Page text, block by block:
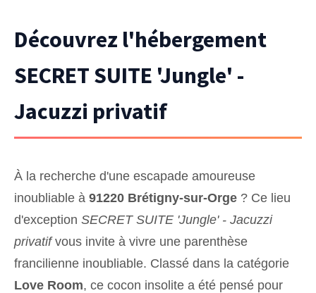
Découvrez l'hébergement
SECRET SUITE 'Jungle' -
Jacuzzi privatif
À la recherche d'une escapade amoureuse
inoubliable à 91220 Brétigny-sur-Orge ? Ce lieu
d'exception SECRET SUITE 'Jungle' - Jacuzzi
privatifvous invite à vivre une parenthèse
francilienne inoubliable. Classé dans la catégorie
Love Room, ce cocon insolite a été pensé pour